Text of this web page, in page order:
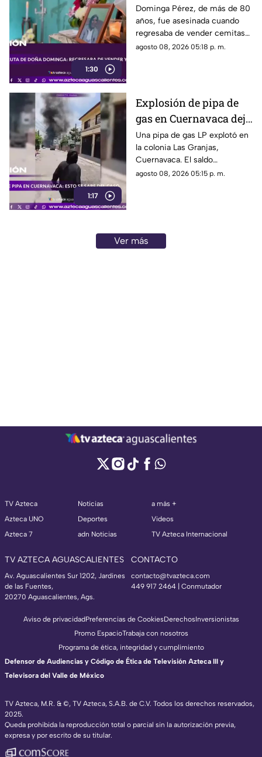
1:30
asesinada al regresar a
casa; así fue la agresión
(VIDEO)
Dominga Pérez, de más de 80
años, fue asesinada cuando
regresaba de vender cemitas
en Chachapa. La Fiscalía de
agosto 08, 2026 05:18 p. m.
1:17
Explosión de pipa de
gas en Cuernavaca deja
21 personas lesionadas
Una pipa de gas LP explotó en
la colonia Las Granjas,
Cuernavaca. El saldo
preliminar es de 21 lesionados
agosto 08, 2026 05:15 p. m.
Ver más
TV Azteca
Azteca UNO
Azteca 7
Noticias
Deportes
adn Noticias
a más +
Videos
TV Azteca Internacional
TV AZTECA AGUASCALIENTES
Av. Aguascalientes Sur 1202, Jardines
de las Fuentes,
20270 Aguascalientes, Ags.
CONTACTO
contacto@tvazteca.com
449 917 2464 | Conmutador
TV Azteca, M.R. & ©, TV Azteca, S.A.B. de C.V. Todos los derechos reservados,
2025.
Queda prohibida la reproducción total o parcial sin la autorización previa,
expresa y por escrito de su titular.
Aviso de privacidadPreferencias de CookiesDerechosInversionistas
Promo EspacioTrabaja con nosotros
Programa de ética, integridad y cumplimiento
Defensor de Audiencias y Código de Ética de Televisión Azteca III y
Televisora del Valle de México